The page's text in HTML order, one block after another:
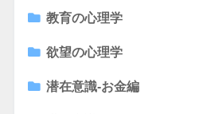
教育の心理学
欲望の心理学
潜在意識-お金編